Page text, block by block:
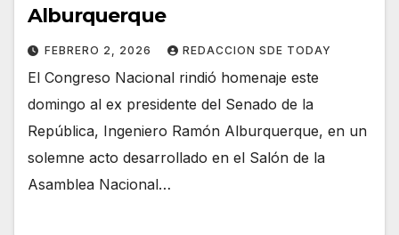
Alburquerque
FEBRERO 2, 2026 REDACCION SDE TODAY
El Congreso Nacional rindió homenaje este
domingo al ex presidente del Senado de la
República, Ingeniero Ramón Alburquerque, en un
solemne acto desarrollado en el Salón de la
Asamblea Nacional…